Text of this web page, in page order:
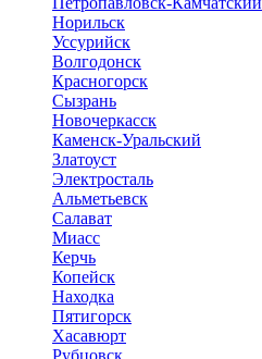
Норильск
Уссурийск
Волгодонск
Красногорск
Сызрань
Новочеркасск
Каменск-Уральский
Златоуст
Электросталь
Альметьевск
Салават
Миасс
Керчь
Копейск
Находка
Пятигорск
Хасавюрт
Рубцовск